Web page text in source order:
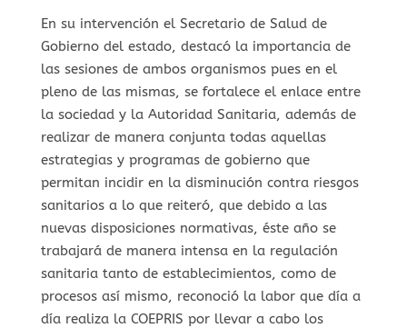
En su intervención el Secretario de Salud de
Gobierno del estado, destacó la importancia de
las sesiones de ambos organismos pues en el
pleno de las mismas, se fortalece el enlace entre
la sociedad y la Autoridad Sanitaria, además de
realizar de manera conjunta todas aquellas
estrategias y programas de gobierno que
permitan incidir en la disminución contra riesgos
sanitarios a lo que reiteró, que debido a las
nuevas disposiciones normativas, éste año se
trabajará de manera intensa en la regulación
sanitaria tanto de establecimientos, como de
procesos así mismo, reconoció la labor que día a
día realiza la COEPRIS por llevar a cabo los